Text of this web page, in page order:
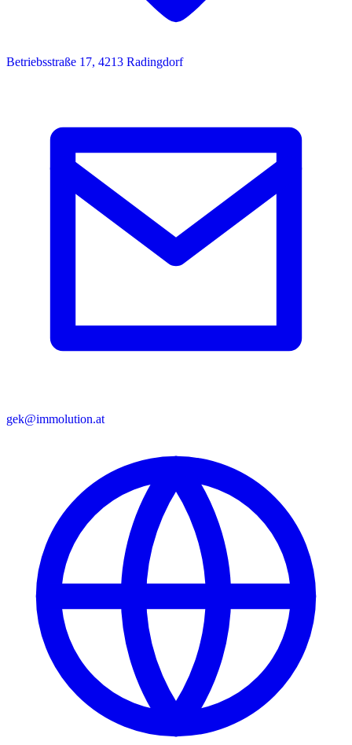
Betriebsstraße 17, 4213 Radingdorf
gek@immolution.at